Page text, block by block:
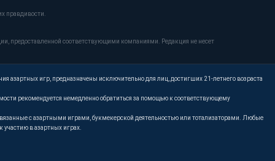
правдивости.
предоставленной соответствующими компаниями. Редакция не несет
азартных игр, предназначены исключительно для лиц, достигших 21-летнего возраста
рекомендуется немедленно обратиться за помощью к соответствующему
с азартными играми, букмекерской деятельностью или тотализаторами. Любые
в азартных играх.